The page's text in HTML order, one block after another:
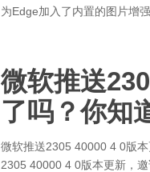
为Edge加入了内置的图片增
微软推送
了吗？你知
微软推送2305 40000 4 0版
2305 40000 4 0版本更新，